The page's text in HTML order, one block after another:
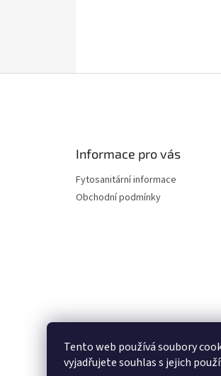
Tento web používá soubory
vyjadřujete souhlas s jejich
Informace pro vás
Fytosanitární informace
Obchodní podmínky